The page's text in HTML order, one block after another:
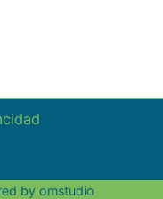
by omstudio